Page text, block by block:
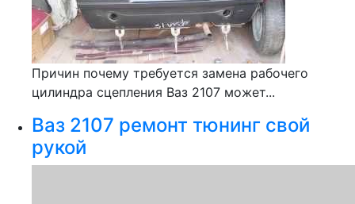
Причин почему требуется замена рабочего
цилиндра сцепления Ваз 2107 может...
Ваз 2107 ремонт тюнинг свой
рукой